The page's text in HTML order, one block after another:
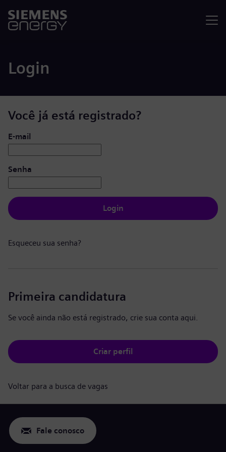
Login
Você já está registrado?
Login: usuário e senha
E-mail
Senha
Login
Esqueceu sua senha?
Primeira candidatura
Se você ainda não está registrado, crie sua conta aqui.
Criar perfil
Voltar para a busca de vagas
Fale conosco